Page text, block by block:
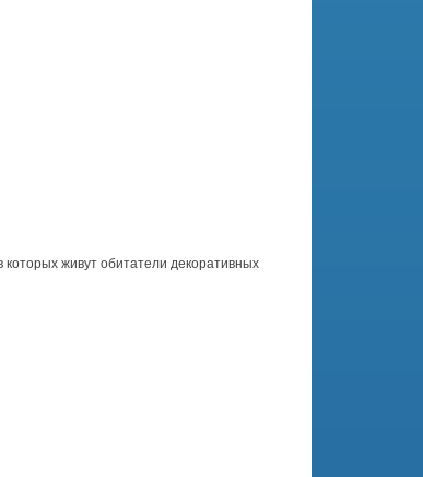
живут обитатели декоративных